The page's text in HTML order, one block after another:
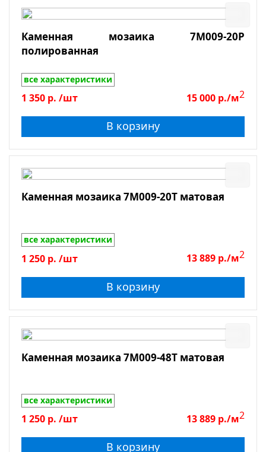
Каменная мозаика 7M009-20P
полированная
все характеристики
1 350 р. /шт 15 000 р./м2
В корзину
Каменная мозаика 7M009-20T матовая
все характеристики
1 250 р. /шт 13 889 р./м2
В корзину
Каменная мозаика 7M009-48T матовая
все характеристики
1 250 р. /шт 13 889 р./м2
В корзину